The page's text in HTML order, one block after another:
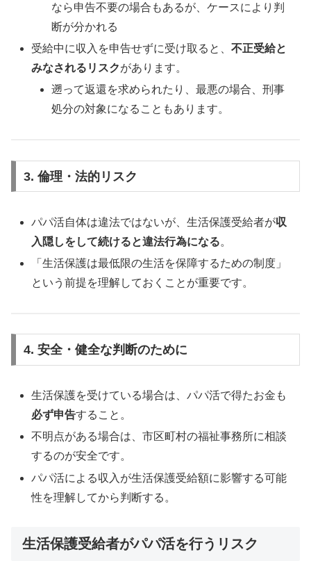
なら申告不要の場合もあるが、ケースにより判
断が分かれる
受給中に収入を申告せずに受け取ると、不正受給と
みなされるリスクがあります。
遡って返還を求められたり、最悪の場合、刑事
処分の対象になることもあります。
3. 倫理・法的リスク
パパ活自体は違法ではないが、生活保護受給者が収
入隠しをして続けると違法行為になる。
「生活保護は最低限の生活を保障するための制度」
という前提を理解しておくことが重要です。
4. 安全・健全な判断のために
生活保護を受けている場合は、パパ活で得たお金も
必ず申告すること。
不明点がある場合は、市区町村の福祉事務所に相談
するのが安全です。
パパ活による収入が生活保護受給額に影響する可能
性を理解してから判断する。
生活保護受給者がパパ活を行うリスク